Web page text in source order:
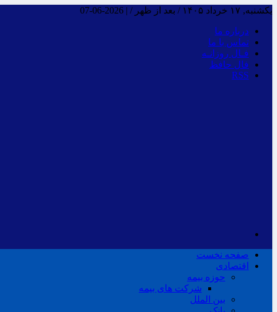
یکشنبه, ۱۷ خرداد ۱۴۰۵ / بعد از ظهر / |
2026-06-07
درباره ما
تماس با ما
فـال روزانـه
فال حافظ
RSS
صفحه نخست
اقتصادی
حوزه بیمه
شرکت های بیمه
بین الملل